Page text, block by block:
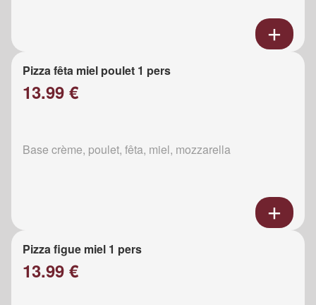
Pizza fêta miel poulet 1 pers
13.99 €
Base crème, poulet, fêta, miel, mozzarella
Pizza figue miel 1 pers
13.99 €